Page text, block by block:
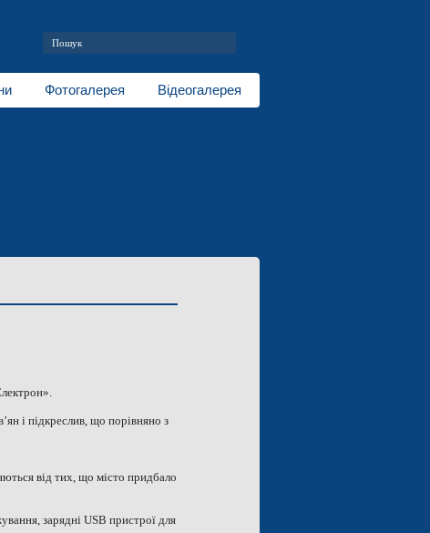
Фотогалерея
Відеогалерея
і підкреслив, що порівняно з
від тих, що місто придбало
зарядні USB пристрої для